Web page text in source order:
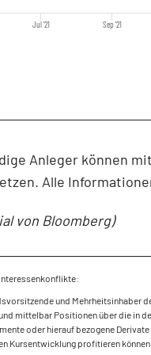
Jul '21 Sep '21
Anleger können
Alle
von Bloomberg)
und Mehrheitsinhaber
mittelbar Positionen über die in
oder hierauf bezogene
Kursentwicklung profitieren